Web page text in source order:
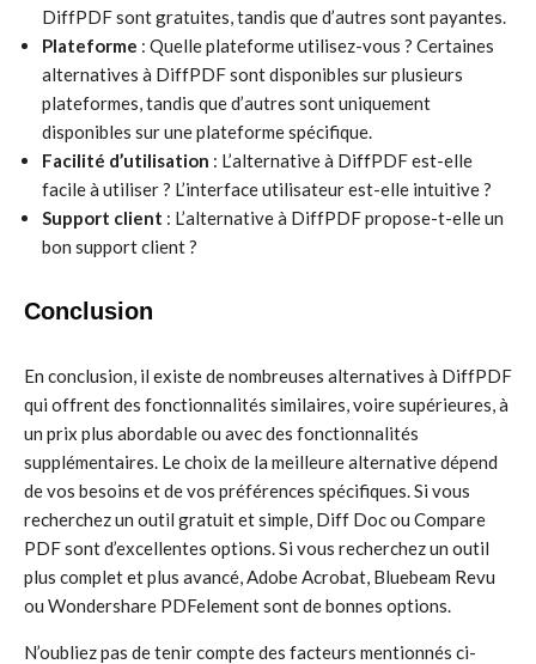
DiffPDF sont gratuites, tandis que d’autres sont payantes.
Plateforme : Quelle plateforme utilisez-vous ? Certaines
alternatives à DiffPDF sont disponibles sur plusieurs
plateformes, tandis que d’autres sont uniquement
disponibles sur une plateforme spécifique.
Facilité d’utilisation : L’alternative à DiffPDF est-elle
facile à utiliser ? L’interface utilisateur est-elle intuitive ?
Support client : L’alternative à DiffPDF propose-t-elle un
bon support client ?
Conclusion
En conclusion, il existe de nombreuses alternatives à DiffPDF
qui offrent des fonctionnalités similaires, voire supérieures, à
un prix plus abordable ou avec des fonctionnalités
supplémentaires. Le choix de la meilleure alternative dépend
de vos besoins et de vos préférences spécifiques. Si vous
recherchez un outil gratuit et simple, Diff Doc ou Compare
PDF sont d’excellentes options. Si vous recherchez un outil
plus complet et plus avancé, Adobe Acrobat, Bluebeam Revu
ou Wondershare PDFelement sont de bonnes options.
N’oubliez pas de tenir compte des facteurs mentionnés ci-